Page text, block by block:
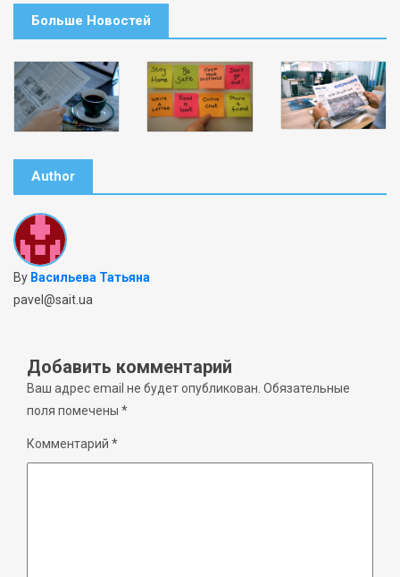
Больше Новостей
Author
By Васильева Татьяна
pavel@sait.ua
Добавить комментарий
Ваш адрес email не будет опубликован. Обязательные
поля помечены *
Комментарий *